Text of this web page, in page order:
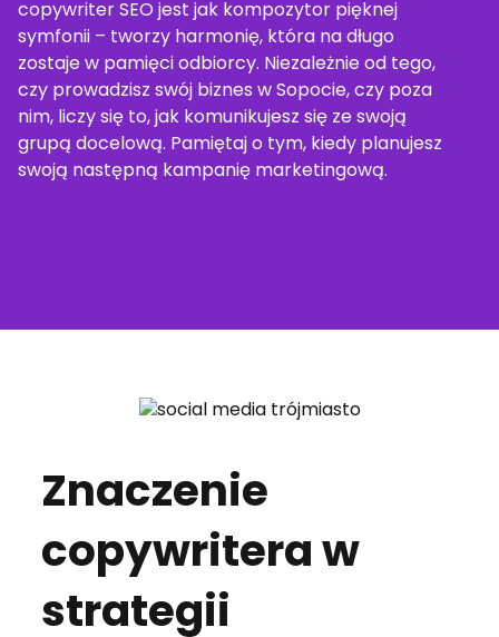
copywriter SEO jest jak kompozytor pięknej
symfonii – tworzy harmonię, która na długo
zostaje w pamięci odbiorcy. Niezależnie od tego,
czy prowadzisz swój biznes w Sopocie, czy poza
nim, liczy się to, jak komunikujesz się ze swoją
grupą docelową. Pamiętaj o tym, kiedy planujesz
swoją następną kampanię marketingową.
Znaczenie
copywritera w
strategii